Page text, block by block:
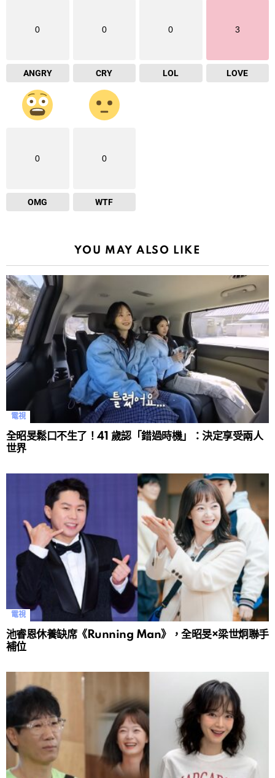
0
ANGRY
0
CRY
0
LOL
3
LOVE
0
OMG
0
WTF
YOU MAY ALSO LIKE
電視
全昭旻鬆口不生了！41 歲認「錯過時機」：決定享受兩人
世界
電視
池睿恩休養缺席《Running Man》，全昭旻×梁世炯聯手
補位